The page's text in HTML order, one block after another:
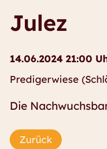
Julez
14.06.2024 21:00
Predigerwiese
Die
Zurück